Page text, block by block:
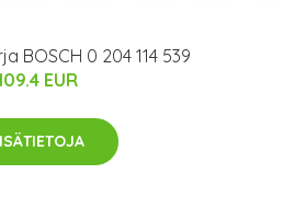
BOSCH 0 204 114 539
EUR